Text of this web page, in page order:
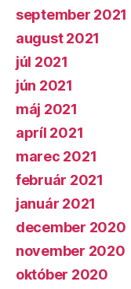
september 2021
august 2021
júl 2021
jún 2021
máj 2021
apríl 2021
marec 2021
február 2021
január 2021
december 2020
november 2020
október 2020